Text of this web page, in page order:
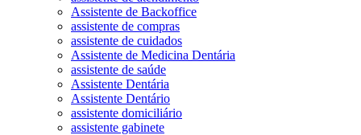
Assistente de Backoffice
assistente de compras
assistente de cuidados
Assistente de Medicina Dentária
assistente de saúde
Assistente Dentária
Assistente Dentário
assistente domiciliário
assistente gabinete